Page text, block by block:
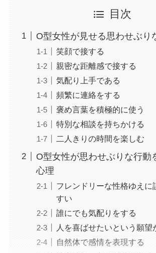
目次
O型女性が見せる思わせぶり
笑顔で接する
親密な距離感で接する
気配り上手である
頻繁に連絡をする
褒め言葉を積極的に使う
特別な相談を持ちかける
二人きりの時間を楽しむ
O型女性が思わせぶりな行動
心理
フレンドリーな性格ゆえに
すい
誰にでも気配りをする
人を喜ばせたいという願望
自然体で感情を表現する